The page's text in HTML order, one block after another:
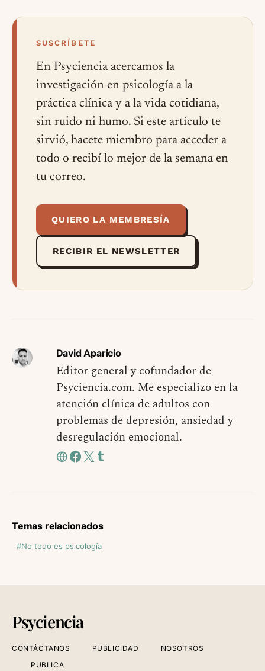
SUSCRÍBETE
En Psyciencia acercamos la
investigación en psicología a la
práctica clínica y a la vida cotidiana,
sin ruido ni humo. Si este artículo te
sirvió, hacete miembro para acceder a
todo o recibí lo mejor de la semana en
tu correo.
QUIERO LA MEMBRESÍA
RECIBIR EL NEWSLETTER
David Aparicio
Editor general y cofundador de
Psyciencia.com. Me especializo en la
atención clínica de adultos con
problemas de depresión, ansiedad y
desregulación emocional.
Temas relacionados
No todo es psicología
Psyciencia
CONTÁCTANOS PUBLICIDAD
NOSOTROS
PUBLICA